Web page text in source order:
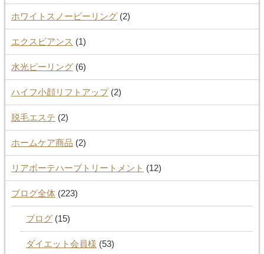
ホワイトスノーピーリング(2)
エクスビアンス (1)
水光ピーリング(6)
ハイフ小顔リフトアップ(2)
脱毛エステ (2)
ホームケア商品 (2)
リアボーテハーブトリートメント (12)
ブログ全体(223)
ブログ(15)
ダイエット会員様 (53)